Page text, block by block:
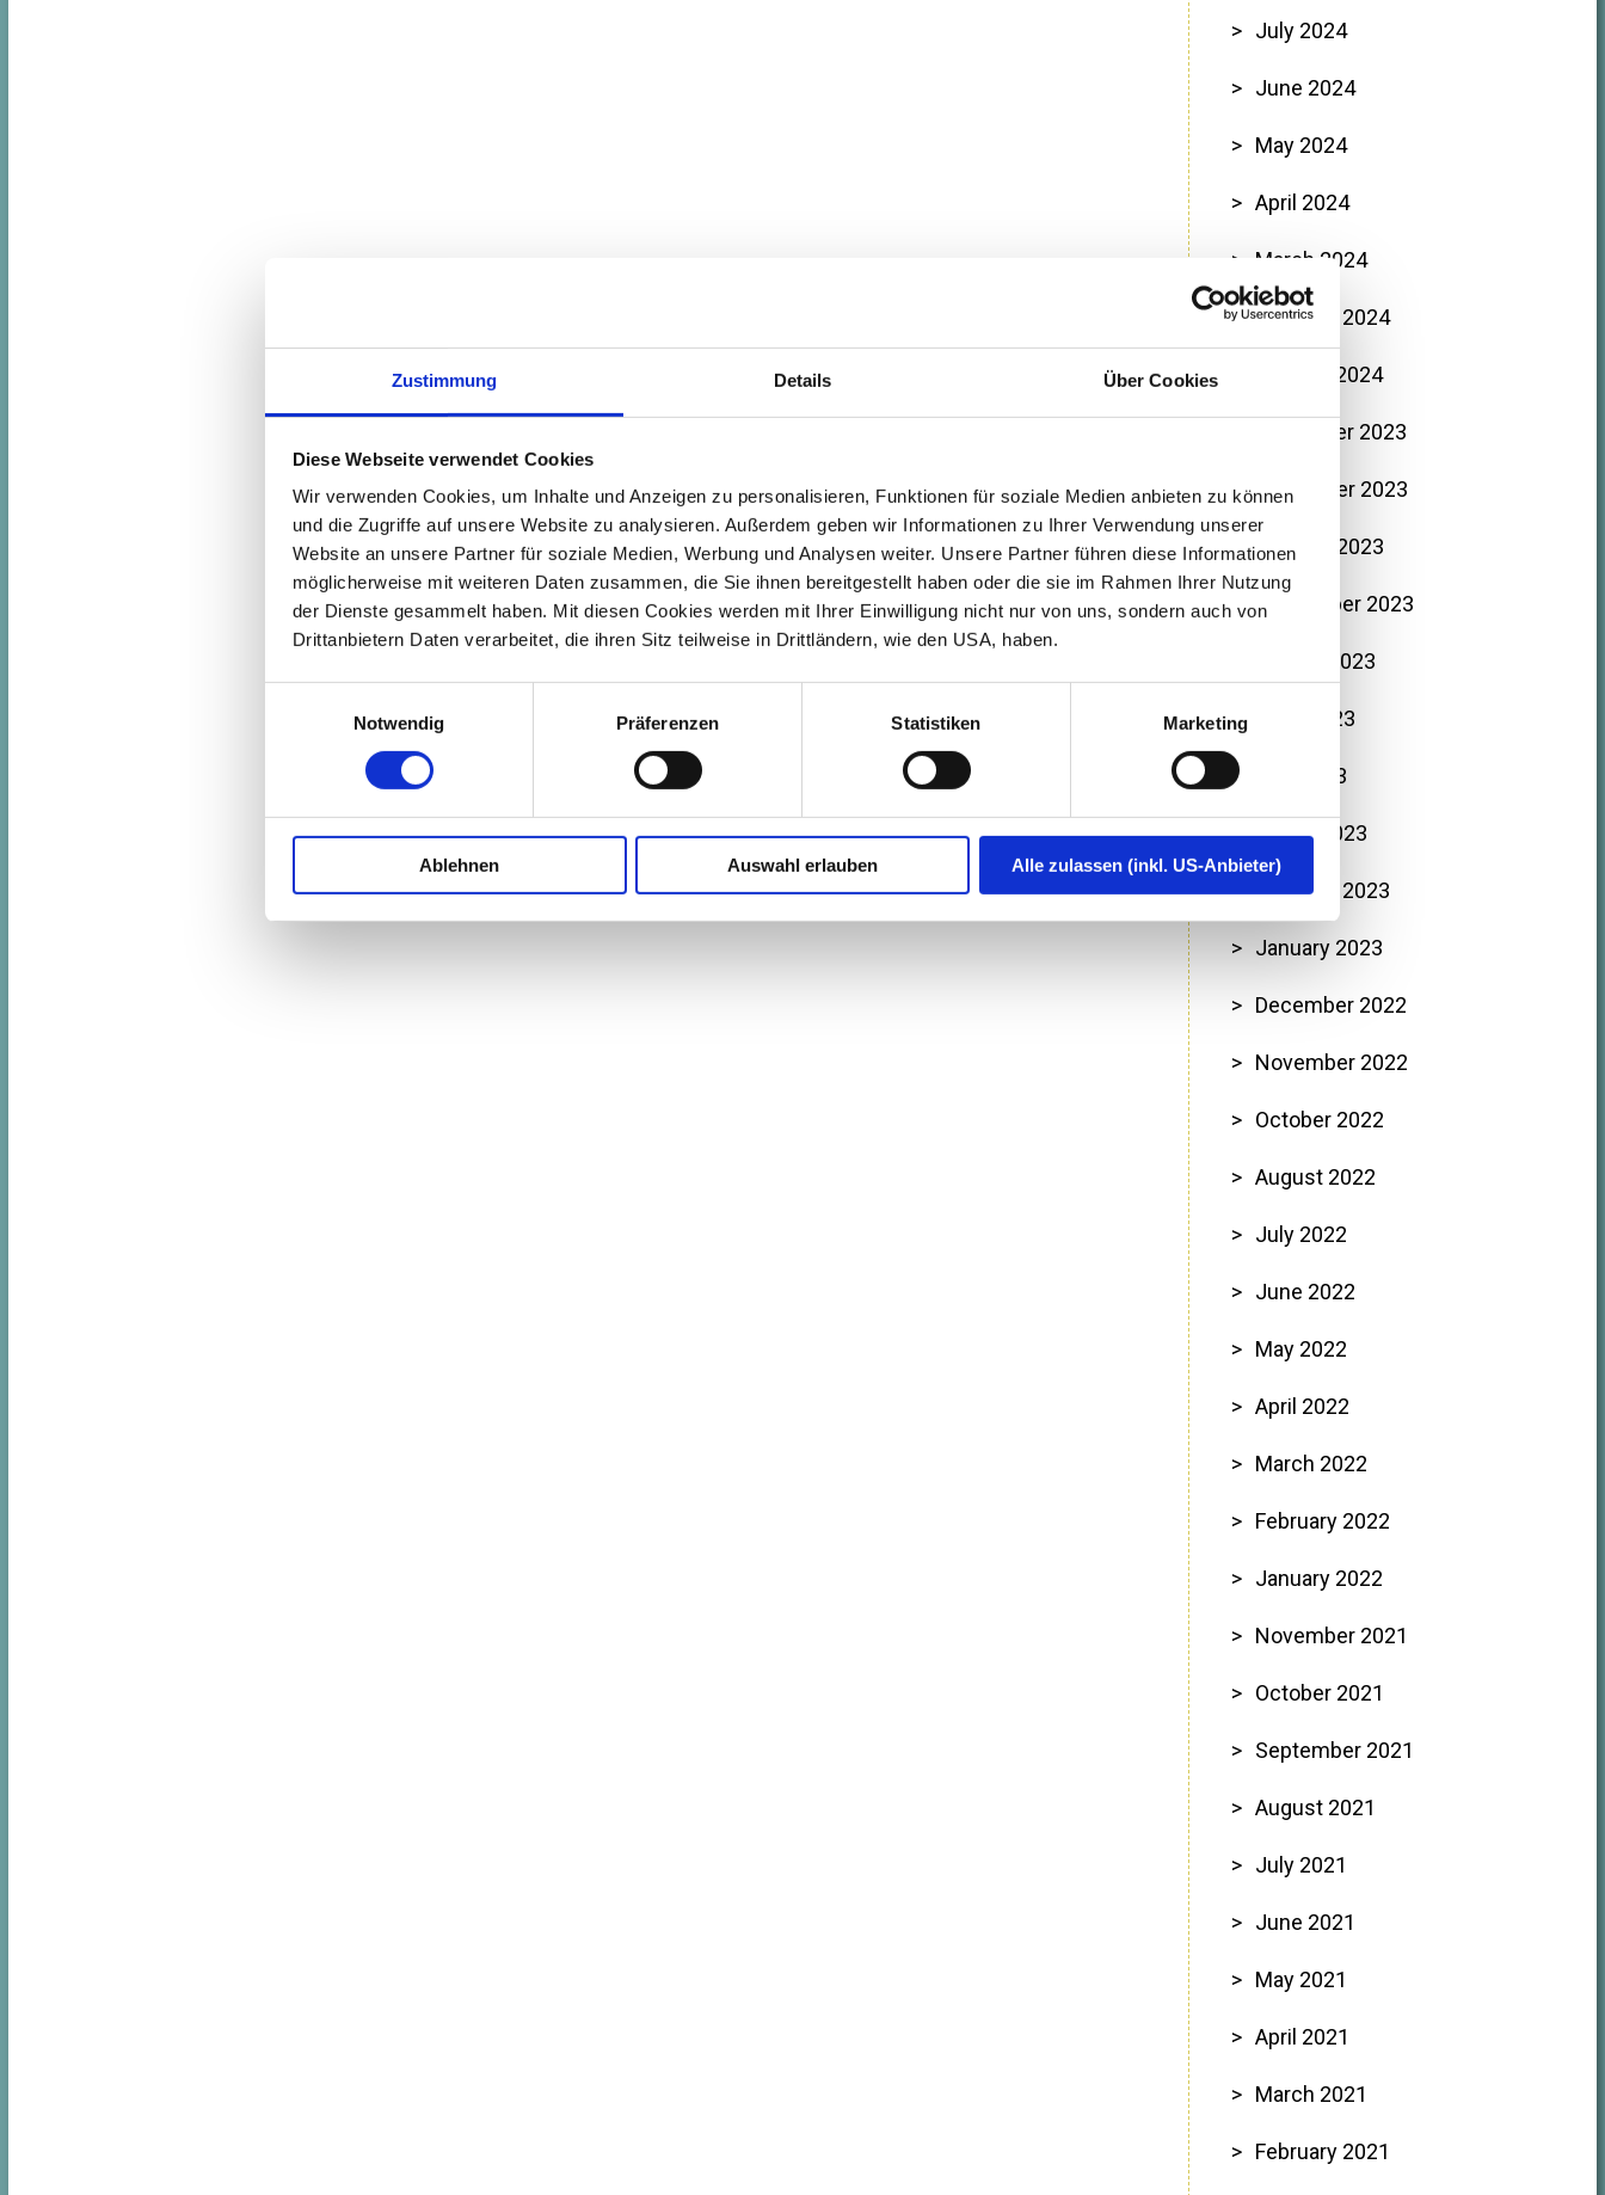
Zustimmung Details Über Cookies
Diese Webseite verwendet Cookies
Wir verwenden Cookies, um Inhalte und Anzeigen zu personalisieren, Funktionen für soziale Medien anbieten zu können
und die Zugriffe auf unsere Website zu analysieren. Außerdem geben wir Informationen zu Ihrer Verwendung unserer
Website an unsere Partner für soziale Medien, Werbung und Analysen weiter. Unsere Partner führen diese Informationen
möglicherweise mit weiteren Daten zusammen, die Sie ihnen bereitgestellt haben oder die sie im Rahmen Ihrer Nutzung
der Dienste gesammelt haben. Mit diesen Cookies werden mit Ihrer Einwilligung nicht nur von uns, sondern auch von
Drittanbietern Daten verarbeitet, die ihren Sitz teilweise in Drittländern, wie den USA, haben.
Notwendig
Präferenzen Statistiken Marketing
Ablehnen Auswahl erlauben Alle zulassen (inkl. US-Anbieter)
July 2024
June 2024
May 2024
April 2024
March 2024
February 2024
January 2024
December 2023
November 2023
October 2023
September 2023
August 2023
June 2023
May 2023
March 2023
February 2023
January 2023
December 2022
November 2022
October 2022
August 2022
July 2022
June 2022
May 2022
April 2022
March 2022
February 2022
January 2022
November 2021
October 2021
September 2021
August 2021
July 2021
June 2021
May 2021
April 2021
March 2021
February 2021